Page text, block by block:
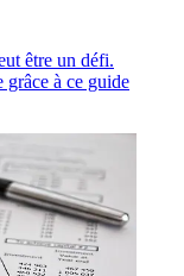
être un défi.
à ce guide